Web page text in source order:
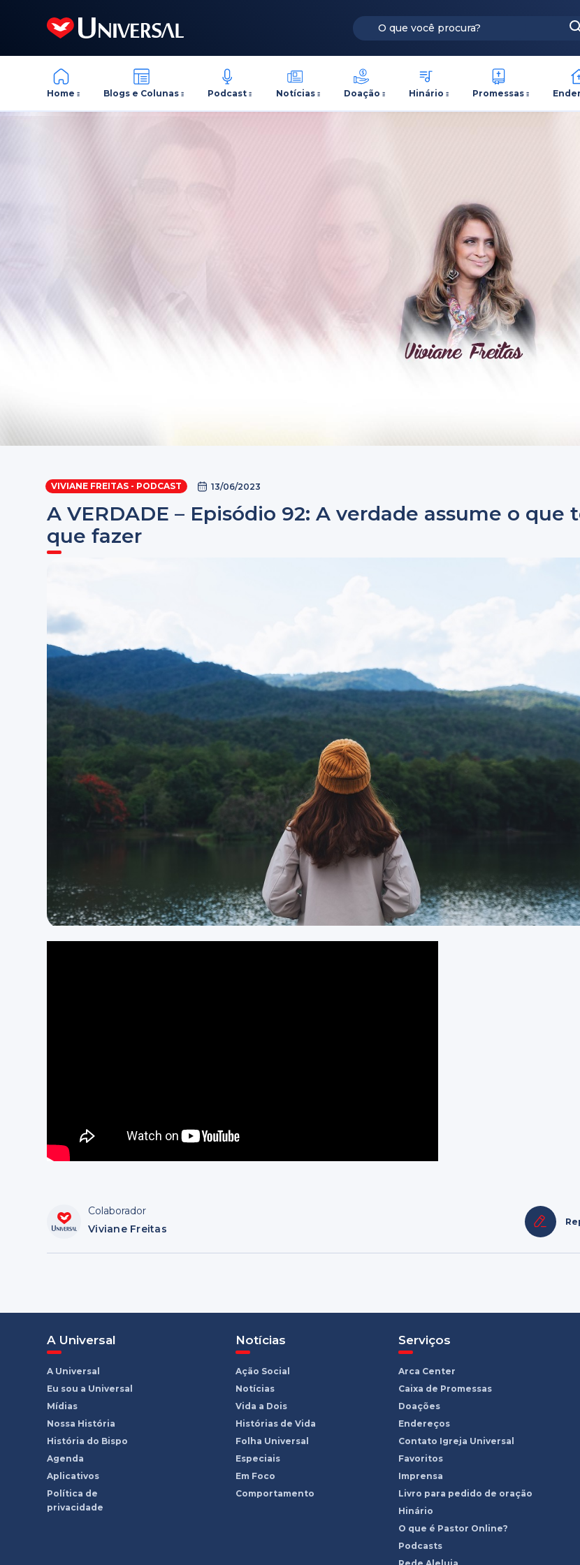
Home Blogs e Colunas Podcast Notícias Doação Hinário Promessas
VIVIANE FREITAS - PODCAST 13/06/2023
A VERDADE – Episódio 92: A verdade assume o que
que fazer
Colaborador
Viviane Freitas
A Universal
A Universal
Eu sou a Universal
Mídias
Nossa História
História do Bispo
Agenda
Aplicativos
Política de
privacidade
Notícias
Ação Social
Notícias
Vida a Dois
Histórias de Vida
Folha Universal
Especiais
Em Foco
Comportamento
Serviços
Arca Center
Caixa de Promessas
Doações
Endereços
Contato Igreja Universal
Favoritos
Imprensa
Livro para pedido de oração
Hinário
O que é Pastor Online?
Podcasts